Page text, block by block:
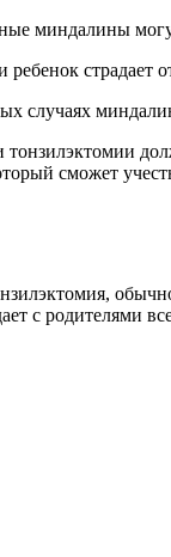
миндалины
страдает
случаях
сможет
с родителями